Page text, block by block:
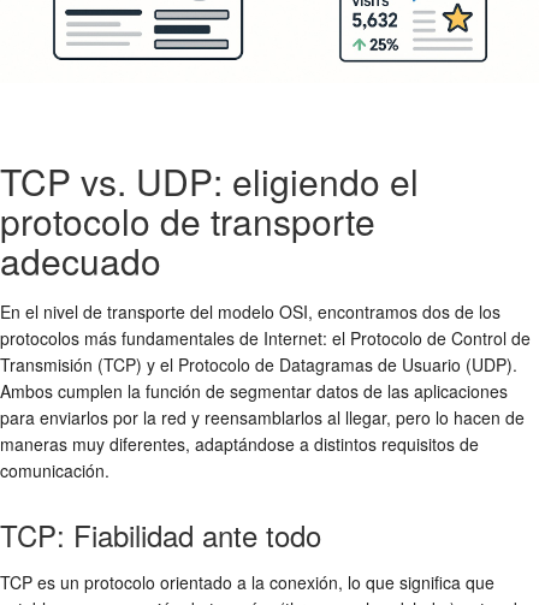
TCP vs. UDP: eligiendo el
protocolo de transporte
adecuado
En el nivel de transporte del modelo OSI, encontramos dos de los
protocolos más fundamentales de Internet: el Protocolo de Control de
Transmisión (TCP) y el Protocolo de Datagramas de Usuario (UDP).
Ambos cumplen la función de segmentar datos de las aplicaciones
para enviarlos por la red y reensamblarlos al llegar, pero lo hacen de
maneras muy diferentes, adaptándose a distintos requisitos de
comunicación.
TCP: Fiabilidad ante todo
TCP es un protocolo orientado a la conexión, lo que significa que